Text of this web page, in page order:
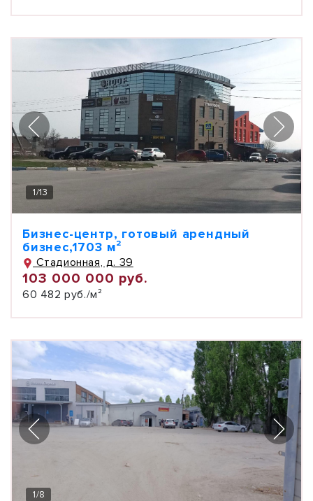
1/13
Бизнес-центр, готовый арендный
бизнес,1703 м²
Стадионная, д. 39
103 000 000 руб.
60 482 руб./м²
1/8